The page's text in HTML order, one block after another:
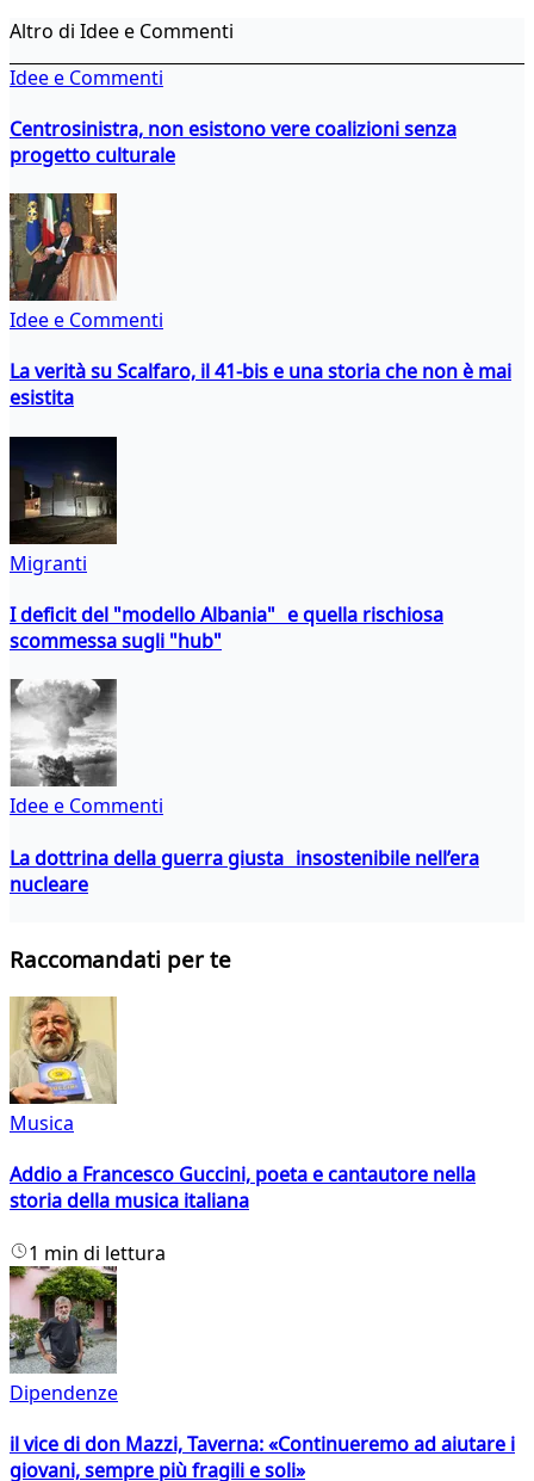
Altro di Idee e Commenti
Idee e Commenti
Centrosinistra, non esistono vere coalizioni senza
progetto culturale
Idee e Commenti
La verità su Scalfaro, il 41-bis e una storia che non è mai
esistita
Migranti
I deficit del "modello Albania" e quella rischiosa
scommessa sugli "hub"
Idee e Commenti
La dottrina della guerra giusta insostenibile nell’era
nucleare
Raccomandati per te
Musica
Addio a Francesco Guccini, poeta e cantautore nella
storia della musica italiana
1 min di lettura
Dipendenze
il vice di don Mazzi, Taverna: «Continueremo ad aiutare i
giovani, sempre più fragili e soli»